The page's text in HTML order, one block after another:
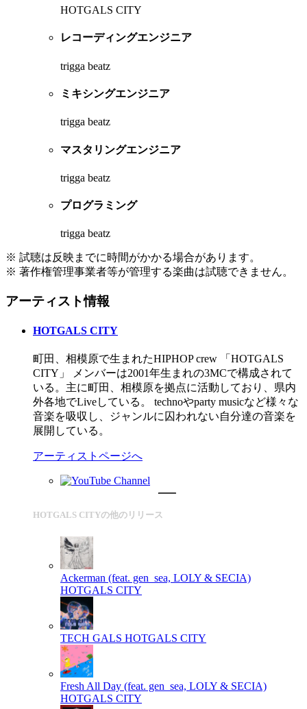
HOTGALS CITY
レコーディングエンジニア
trigga beatz
ミキシングエンジニア
trigga beatz
マスタリングエンジニア
trigga beatz
プログラミング
trigga beatz
※ 試聴は反映までに時間がかかる場合があります。
※ 著作権管理事業者等が管理する楽曲は試聴できません。
アーティスト情報
HOTGALS CITY
町田、相模原で生まれたHIPHOP crew 「HOTGALS
CITY」 メンバーは2001年生まれの3MCで構成されて
いる。主に町田、相模原を拠点に活動しており、県内
外各地でLiveしている。 technoやparty musicなど様々な
音楽を吸収し、ジャンルに囚われない自分達の音楽を
展開している。
アーティストページへ
HOTGALS CITYの他のリリース
Ackerman (feat. gen_sea, LOLY & SECIA)
HOTGALS CITY
TECH GALS HOTGALS CITY
Fresh All Day (feat. gen_sea, LOLY & SECIA)
HOTGALS CITY